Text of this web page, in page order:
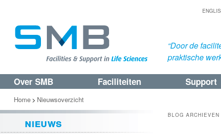
“Door de
praktische
Spring
naar
de
primaire
Spring
naar
de
secundaire
Over SMB Faciliteiten Support
BLOG ARCHIEVEN
Home > Nieuwsoverzicht
nieuws